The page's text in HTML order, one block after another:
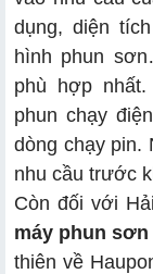
dụng, diện
hình phun
phù hợp
phun chạy
dòng chạy pin.
nhu cầu trước
Còn đối với
máy phun
thiên về